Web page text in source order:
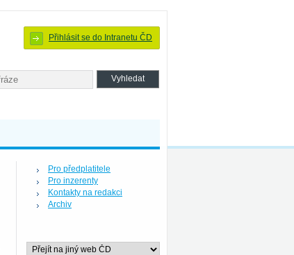
Přihlásit se do Intranetu ČD
Pro předplatitele
Pro inzerenty
Kontakty na redakci
Archiv